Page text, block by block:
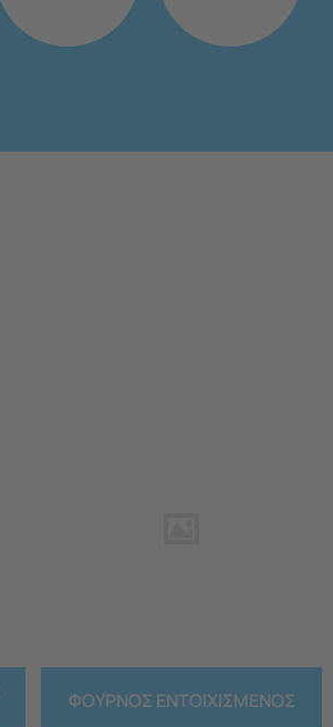
ΦΟΥΡΝΟΣ ΕΝΤΟΙΧΙΣΜΕΝΟΣ